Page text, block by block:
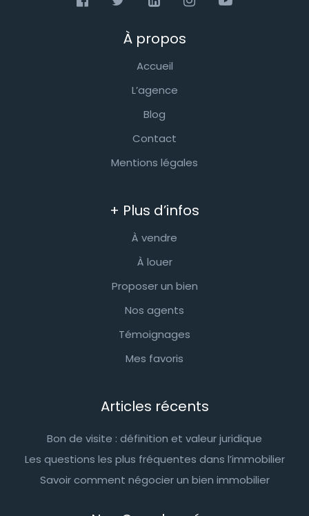
À propos
Accueil
L’agence
Blog
Contact
Mentions légales
+ Plus d’infos
À vendre
À louer
Proposer un bien
Nos agents
Témoignages
Mes favoris
Articles récents
Bon de visite : définition et valeur juridique
Les questions les plus fréquentes dans l’immobilier
Savoir comment négocier un bien immobilier